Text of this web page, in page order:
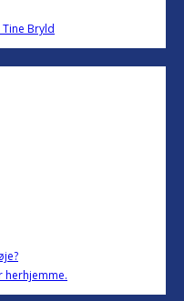
Bryld
herhjemme.